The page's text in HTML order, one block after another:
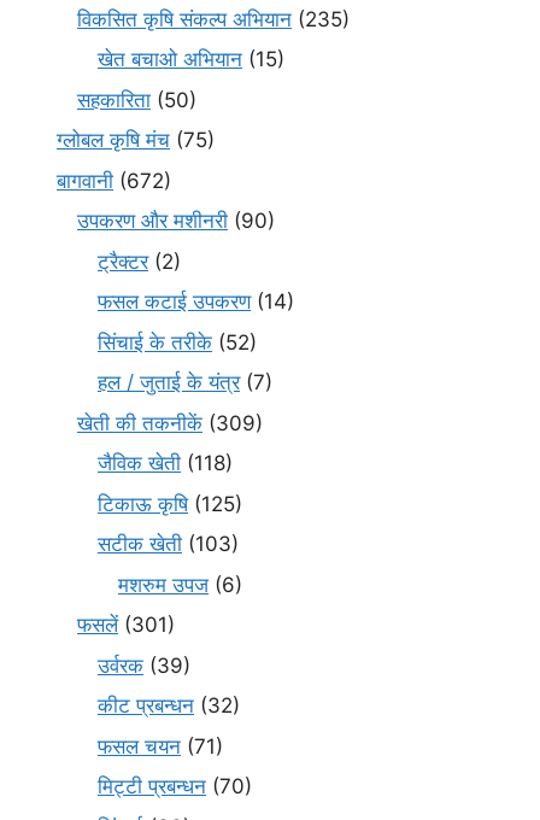
विकसित कृषि संकल्प अभियान (235)
खेत बचाओ अभियान (15)
सहकारिता (50)
ग्लोबल कृषि मंच (75)
बागवानी (672)
उपकरण और मशीनरी (90)
ट्रैक्टर(2)
फसल कटाई उपकरण(14)
सिंचाई के तरीके (52)
हल / जुताई के यंत्र(7)
खेती की तकनीकें (309)
जैविक खेती (118)
टिकाऊ कृषि(125)
सटीक खेती (103)
मशरुम उपज (6)
फसलें(301)
उर्वरक (39)
कीट प्रबन्धन (32)
फसल चयन (71)
मि‌ट्टी प्रबन्धन (70)